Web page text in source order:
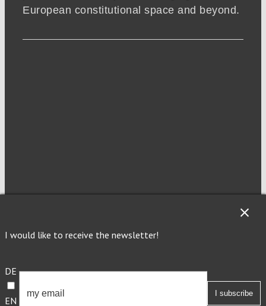
European constitutional space and beyond.
NEWSLETTER
Imprint Privacy
I would like to receive the newsletter!
DE
EN